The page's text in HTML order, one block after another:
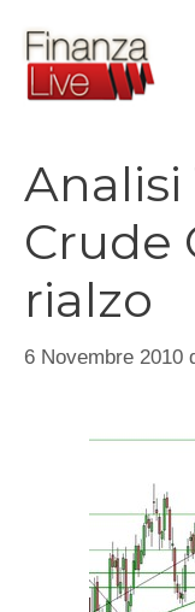
contenuto
Analisi
Crude
rialzo
6 Novembre 2010